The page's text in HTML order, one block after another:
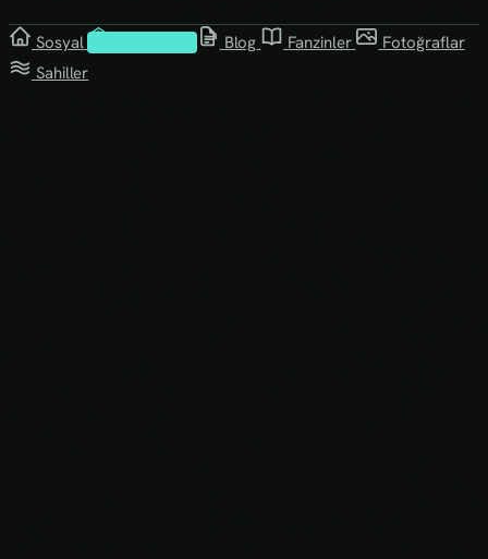
Sosyal Blog Fanzinler
Fotoğraflar
Sahiller